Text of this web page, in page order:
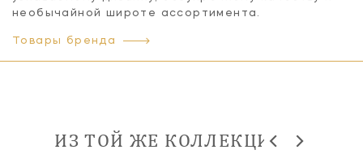
необычайной широте ассортимента.
Товары бренда
ИЗ ТОЙ ЖЕ КОЛЛЕКЦИИ